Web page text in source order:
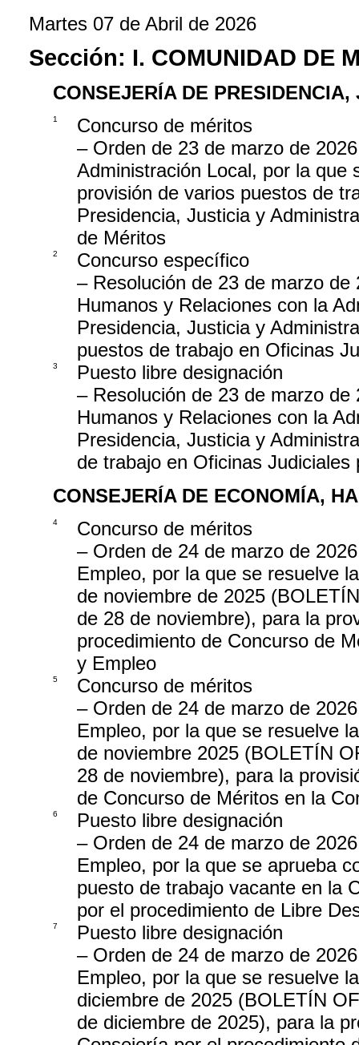
Martes 07 de Abril de 2026
Sección: I. COMUNIDAD DE
CONSEJERÍA DE
1
Concurso de méritos
– Orden de 23 de marzo de
Administración Local, por la que
provisión de varios puestos de
Presidencia, Justicia y
de Méritos
2
Concurso específico
– Resolución de 23 de marzo
Humanos y Relaciones con la
Presidencia, Justicia y
puestos de trabajo en Oficinas
3
Puesto libre designación
– Resolución de 23 de marzo
Humanos y Relaciones con la
Presidencia, Justicia y
de trabajo en Oficinas
CONSEJERÍA DE ECONOMÍA,
4
Concurso de méritos
– Orden de 24 de marzo de
Empleo, por la que se resuelve
de noviembre de 2025
de 28 de noviembre), para la
procedimiento de Concurso de
y Empleo
5
Concurso de méritos
– Orden de 24 de marzo de
Empleo, por la que se resuelve
de noviembre 2025 (BOLETÍN
28 de noviembre), para la
de Concurso de Méritos en la
6
Puesto libre designación
– Orden de 24 de marzo de
Empleo, por la que se aprueba
puesto de trabajo vacante en la
por el procedimiento de Libre
7
Puesto libre designación
– Orden de 24 de marzo de
Empleo, por la que se resuelve
diciembre de 2025 (BOLETÍN
de diciembre de 2025), para la